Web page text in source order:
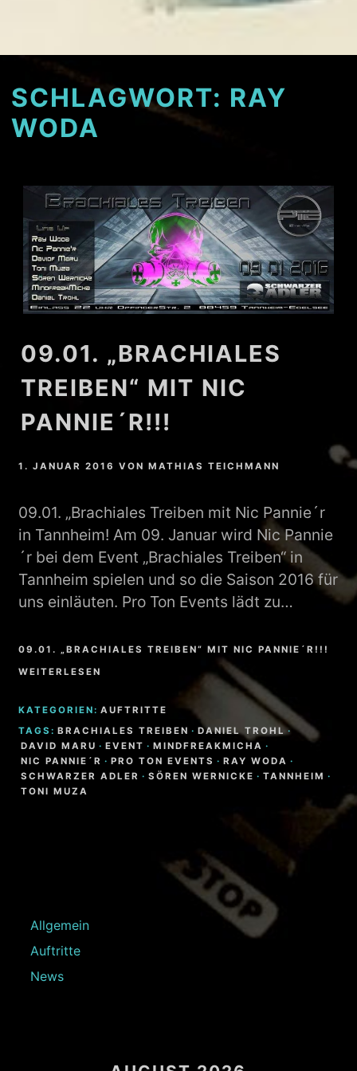
SCHLAGWORT: RAY
WODA
09.01. „BRACHIALES
TREIBEN“ MIT NIC
PANNIE´R!!!
1. JANUAR 2016 VONMATHIAS TEICHMANN
09.01. „Brachiales Treiben mit Nic Pannie´r
in Tannheim! Am 09. Januar wird Nic Pannie
´r bei dem Event „Brachiales Treiben“ in
Tannheim spielen und so die Saison 2016 für
uns einläuten. Pro Ton Events lädt zu…
09.01. „BRACHIALES TREIBEN“ MIT NIC PANNIE´R!!!
WEITERLESEN
KATEGORIEN: AUFTRITTE
TAGS: BRACHIALES TREIBEN · DANIEL TROHL ·
DAVID MARU · EVENT · MINDFREAKMICHA ·
NIC PANNIE´R · PRO TON EVENTS · RAY WODA ·
SCHWARZER ADLER · SÖREN WERNICKE · TANNHEIM ·
TONI MUZA
Allgemein
Auftritte
News